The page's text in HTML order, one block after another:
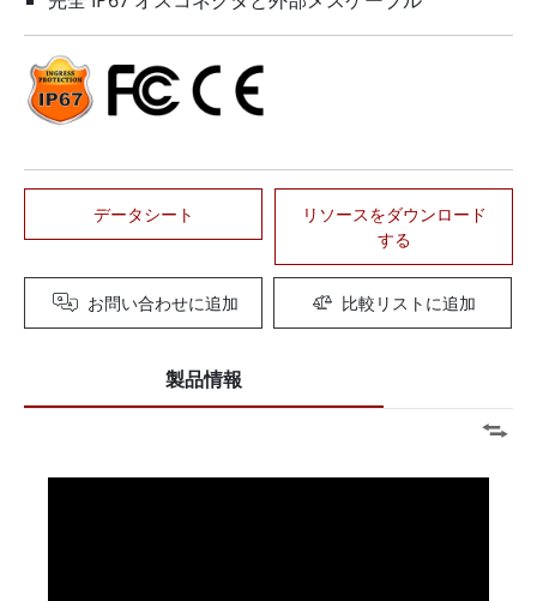
データシート
リソースをダウンロード
する
お問い合わせに追加 比較リストに追加
製品情報